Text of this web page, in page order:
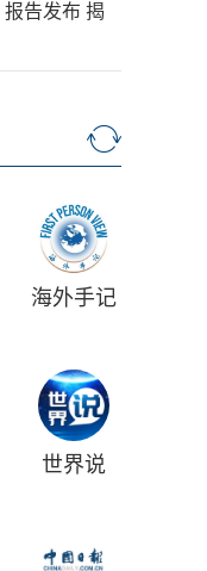
报告发布 揭
海外手记
世界说